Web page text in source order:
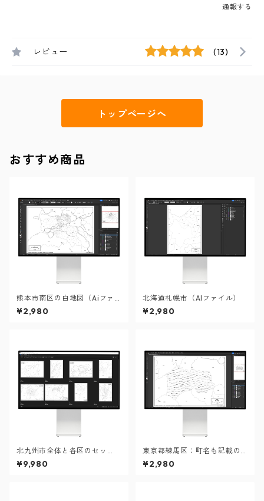
通報する
レビュー (13)
トップページへ
おすすめ商品
熊本市南区の白地図（Aiファ
イル）
¥2,980
北海道札幌市（AIファイル）
¥2,980
北九州市全体と各区のセッ
ト：町名も記載の地図データ
（PDF・Aiファイル）
¥9,980
東京都練馬区：町名も記載の
地図データ（PDF・Aiファイ
ル）
¥2,980